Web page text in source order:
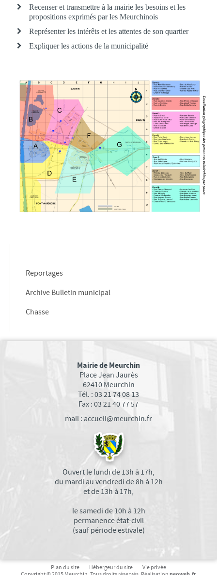
MULTI-ACCUEIL
CENTRE PERMANENT DU MERCREDI
CENTRE DE LOISIRS PRIMAIRE ET MATERNEL
AUTRES SERVICES
TÉLÉCHARGEMENTS
URBANISME
Révision du PLU : Rapport d'enquête et
conclusions
Approbation du Plan Local d'Urbanisme
BÂTIMENTS COMMUNAUX
POLICE MUNICIPALE
C.C.A.S.
Consultation des Nourrissons
Sejours seniors
VIE LOCALE
TRANSPORTS DANS VOTRE COMMUNE
Bus Tadao
Les transports TER
COMMERÇANTS ET ARTISANS
En bref
Recenser et transmettre à la mairie les besoins et les
propositions exprimés par les Meurchinois
Représenter les intérêts et les attentes de son quartier
Expliquer les actions de la municipalité
Reportages
Archive Bulletin municipal
Chasse
Mairie de Meurchin
Place Jean Jaurès
62410 Meurchin
Tél. : 03 21 74 08 13
Fax : 03 21 40 77 57
mail : accueil@meurchin.fr
Ouvert le lundi de 13h à 17h,
du mardi au vendredi de 8h à 12h
et de 13h à 17h,
le samedi de 10h à 12h
permanence état-civil
(sauf période estivale)
Plan du site Hébergeur du site
Vie privée